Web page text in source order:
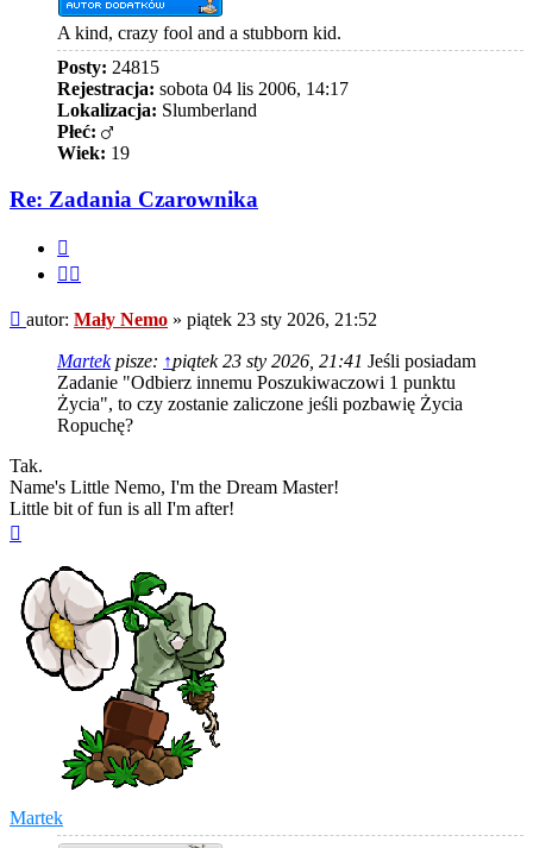
A kind, crazy fool and a stubborn kid.
Posty: 24815
Rejestracja: sobota 04 lis 2006, 14:17
Lokalizacja: Slumberland
Płeć:
Wiek: 19
Re: Zadania Czarownika
Post
autor: Mały Nemo » piątek 23 sty 2026, 21:52
Martekpisze: ↑piątek 23 sty 2026, 21:41 Jeśli posiadam
Zadanie "Odbierz innemu Poszukiwaczowi 1 punktu
Życia", to czy zostanie zaliczone jeśli pozbawię Życia
Ropuchę?
Tak.
Name's Little Nemo, I'm the Dream Master!
Little bit of fun is all I'm after!
Martek